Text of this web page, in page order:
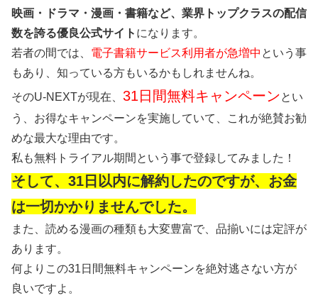
映画・ドラマ・漫画・書籍など、業界トップクラスの配信
数を誇る優良公式サイト になります。
若者の間では、 電子書籍サービス利用者が急増中 という事
もあり、知っている方もいるかもしれませんね。
そのU-NEXTが現在、 31日間無料キャンペーンとい
う、お得なキャンペーンを実施していて、これが絶賛お勧
めな最大な理由です。
私も無料トライアル期間という事で登録してみました！
そして、31日以内に解約したのですが、お金
は一切かかりませんでした。
また、読める漫画の種類も大変豊富で、品揃いには定評が
あります。
何よりこの31日間無料キャンペーンを絶対逃さない方が
良いですよ。